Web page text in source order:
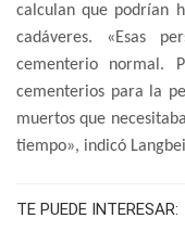
calculan que podrían
cadáveres. «Esas
cementerio normal.
cementerios para la
muertos que
tiempo», indicó
TE PUEDE INTERESAR: